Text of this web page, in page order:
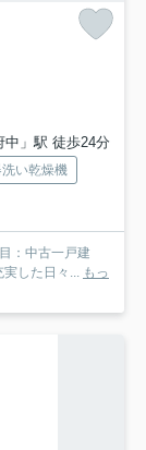
中」駅 徒歩24分
い乾燥機
：中古一戸建
した日々...
もっ